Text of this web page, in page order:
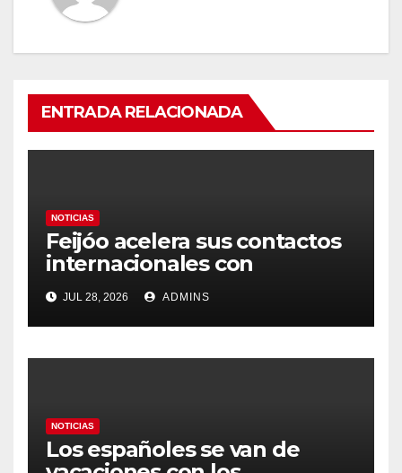
ENTRADA RELACIONADA
NOTICIAS
Feijóo acelera sus contactos
internacionales con
Latinoamérica como socio
prioritario en su agenda de
gobierno
JUL 28, 2026 ADMINS
NOTICIAS
Los españoles se van de